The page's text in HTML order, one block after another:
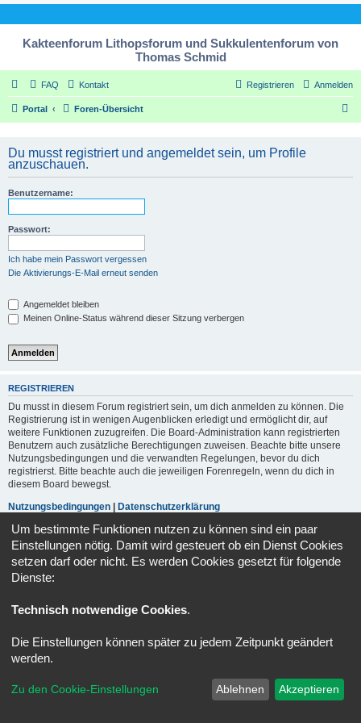
Kakteenforum Lithopsforum und Sukkulentenforum von
Thomas Schmid
FAQ Kontakt Anmelden
Registrieren
Portal Foren-Übersicht
Du musst registriert und angemeldet sein, um Profile
anzuschauen.
Benutzername:
Passwort:
Ich habe mein Passwort vergessen
Die Aktivierungs-E-Mail erneut senden
Angemeldet bleiben
Meinen Online-Status während dieser Sitzung verbergen
REGISTRIEREN
Du musst in diesem Forum registriert sein, um dich anmelden zu können. Die
Registrierung ist in wenigen Augenblicken erledigt und ermöglicht dir, auf
weitere Funktionen zuzugreifen. Die Board-Administration kann registrierten
Benutzern auch zusätzliche Berechtigungen zuweisen. Beachte bitte unsere
Nutzungsbedingungen und die verwandten Regelungen, bevor du dich
registrierst. Bitte beachte auch die jeweiligen Forenregeln, wenn du dich in
diesem Board bewegst.
Nutzungsbedingungen
Datenschutzerklärung
Registrieren
Powered byphpBB ® Forum Software © phpBB Limited
Datenschutz|Nutzungsbedingungen
Um bestimmte Funktionen nutzen zu können sind ein paar
Einstellungen nötig. Damit wird gesteuert ob ein Dienst Cookies
setzen darf oder nicht. Es werden Cookies gesetzt für folgende
Dienste:
Technisch notwendige Cookies.
Die Einstellungen können später zu jedem Zeitpunkt geändert
werden.
Zu den Cookie-Einstellungen Ablehnen Akzeptieren